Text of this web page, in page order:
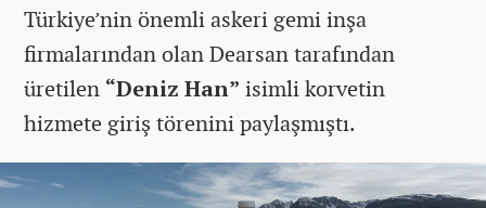
Türkiye’nin önemli askeri gemi inşa
firmalarından olan Dearsan tarafından
üretilen “Deniz Han” isimli korvetin
hizmete giriş törenini paylaşmıştı.